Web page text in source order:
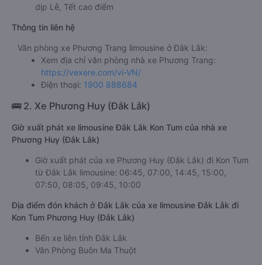
dịp Lễ, Tết cao điểm
Thông tin liên hệ
Văn phòng xe Phương Trang limousine ở Đắk Lắk:
Xem địa chỉ văn phòng nhà xe Phương Trang:
https://vexere.com/vi-VN/
Điện thoại: 1900 888684
🚌 2. Xe Phương Huy (Đắk Lắk)
Giờ xuất phát xe limousine Đắk Lắk Kon Tum của nhà xe
Phương Huy (Đắk Lắk)
Giờ xuất phát của xe Phương Huy (Đắk Lắk) đi Kon Tum
từ Đắk Lắk limousine: 06:45, 07:00, 14:45, 15:00,
07:50, 08:05, 09:45, 10:00
Địa điểm đón khách ở Đắk Lắk của xe limousine Đắk Lắk đi
Kon Tum Phương Huy (Đắk Lắk)
Bến xe liên tỉnh Đắk Lắk
Văn Phòng Buôn Ma Thuột